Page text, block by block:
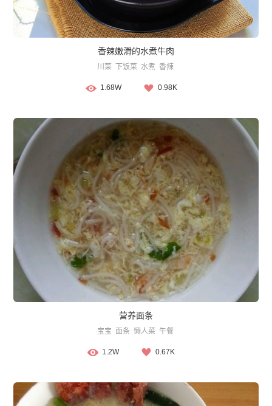
香辣嫩滑的水煮牛肉
川菜 下饭菜 水煮 香辣
1.68W 0.98K
营养面条
宝宝 面条 懒人菜 午餐
1.2W 0.67K